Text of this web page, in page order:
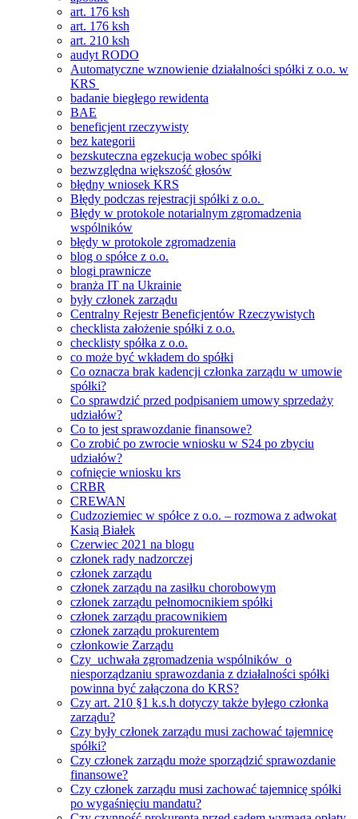
art. 176 ksh
art. 176 ksh
art. 210 ksh
audyt RODO
Automatyczne wznowienie działalności spółki z o.o. w
KRS
badanie biegłego rewidenta
BAE
beneficjent rzeczywisty
bez kategorii
bezskuteczna egzekucja wobec spółki
bezwzględna większość głosów
błędny wniosek KRS
Błędy podczas rejestracji spółki z o.o.
Błędy w protokole notarialnym zgromadzenia
wspólników
błędy w protokole zgromadzenia
blog o spółce z o.o.
blogi prawnicze
branża IT na Ukrainie
były członek zarządu
Centralny Rejestr Beneficjentów Rzeczywistych
checklista założenie spółki z o.o.
checklisty spółka z o.o.
co może być wkładem do spółki
Co oznacza brak kadencji członka zarządu w umowie
spółki?
Co sprawdzić przed podpisaniem umowy sprzedaży
udziałów?
Co to jest sprawozdanie finansowe?
Co zrobić po zwrocie wniosku w S24 po zbyciu
udziałów?
cofnięcie wniosku krs
CRBR
CREWAN
Cudzoziemiec w spółce z o.o. – rozmowa z adwokat
Kasią Białek
Czerwiec 2021 na blogu
członek rady nadzorczej
członek zarządu
członek zarządu na zasiłku chorobowym
członek zarządu pełnomocnikiem spółki
członek zarządu pracownikiem
członek zarządu prokurentem
członkowie Zarządu
Czy uchwała zgromadzenia wspólników o
niesporządzaniu sprawozdania z działalności spółki
powinna być załączona do KRS?
Czy art. 210 §1 k.s.h dotyczy także byłego członka
zarządu?
Czy były członek zarządu musi zachować tajemnicę
spółki?
Czy członek zarządu może sporządzić sprawozdanie
finansowe?
Czy członek zarządu musi zachować tajemnicę spółki
po wygaśnięciu mandatu?